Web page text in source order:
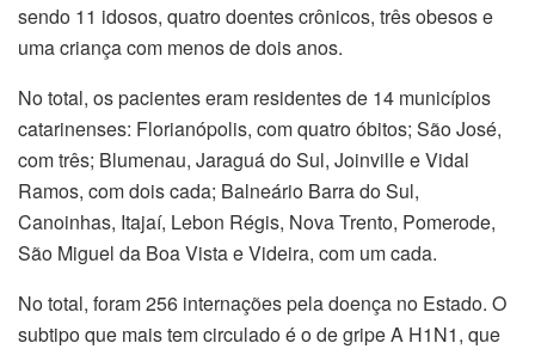
sendo 11 idosos, quatro doentes crônicos, três obesos e
uma criança com menos de dois anos.
No total, os pacientes eram residentes de 14 municípios
catarinenses: Florianópolis, com quatro óbitos; São José,
com três; Blumenau, Jaraguá do Sul, Joinville e Vidal
Ramos, com dois cada; Balneário Barra do Sul,
Canoinhas, Itajaí, Lebon Régis, Nova Trento, Pomerode,
São Miguel da Boa Vista e Videira, com um cada.
No total, foram 256 internações pela doença no Estado. O
subtipo que mais tem circulado é o de gripe A H1N1, que